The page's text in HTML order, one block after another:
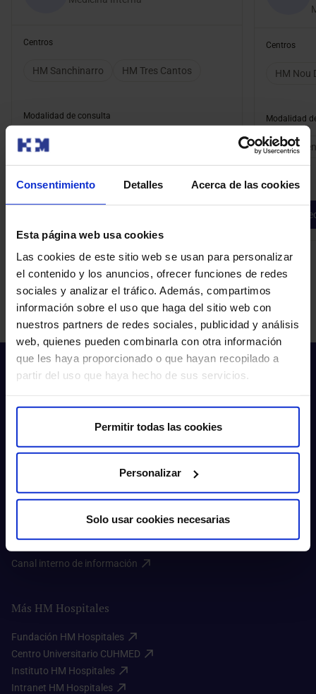
Consentimiento Detalles Acerca de las cookies
Esta página web usa cookies
Las cookies de este sitio web se usan para personalizar
el contenido y los anuncios, ofrecer funciones de redes
sociales y analizar el tráfico. Además, compartimos
información sobre el uso que haga del sitio web con
nuestros partners de redes sociales, publicidad y análisis
web, quienes pueden combinarla con otra información
que les haya proporcionado o que hayan recopilado a
partir del uso que haya hecho de sus servicios.
Permitir todas las cookies
Personalizar
Solo usar cookies necesarias
Centros
HM Sanchinarro HM Tres Cantos
Modalidad de consulta
Centros
HM Nou
Modalidad
Sobre nosotros
Excelencia en calidad​
Canal interno de información​
Más HM Hospitales
Fundación HM Hospitales​
Centro Universitario CUHMED​
Instituto HM Hospitales​
Intranet HM Hospitales​